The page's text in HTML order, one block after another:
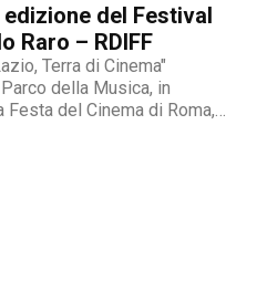
dedicato al tema
edizione del Festival
Raro – RDIFF
Terra di Cinema"
della Musica, in
del Cinema di Roma,